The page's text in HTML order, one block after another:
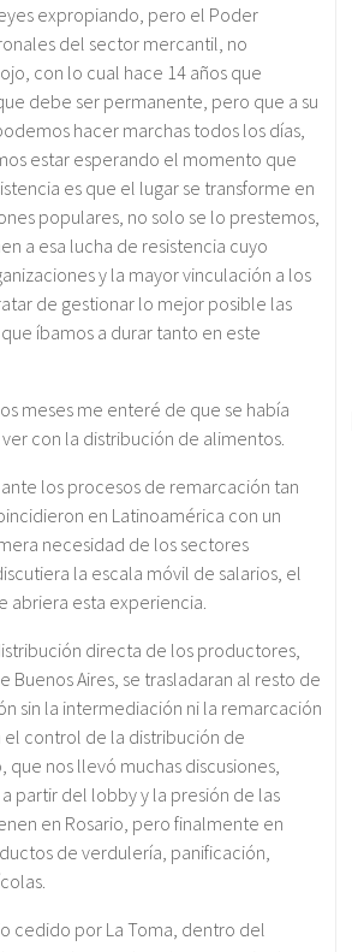
expropiando, pero el Poder
del sector mercantil, no
con lo cual hace 14 años que
debe ser permanente, pero que a su
hacer marchas todos los días,
estar esperando el momento que
es que el lugar se transforme en
populares, no solo se lo prestemos,
a esa lucha de resistencia cuyo
y la mayor vinculación a los
de gestionar lo mejor posible las
íbamos a durar tanto en este
meses me enteré de que se había
con la distribución de alimentos.
los procesos de remarcación tan
en Latinoamérica con un
necesidad de los sectores
la escala móvil de salarios, el
abriera esta experiencia.
directa de los productores,
Aires, se trasladaran al resto de
sin la intermediación ni la remarcación
control de la distribución de
nos llevó muchas discusiones,
partir del lobby y la presión de las
en Rosario, pero finalmente en
de verdulería, panificación,
cedido por La Toma, dentro del